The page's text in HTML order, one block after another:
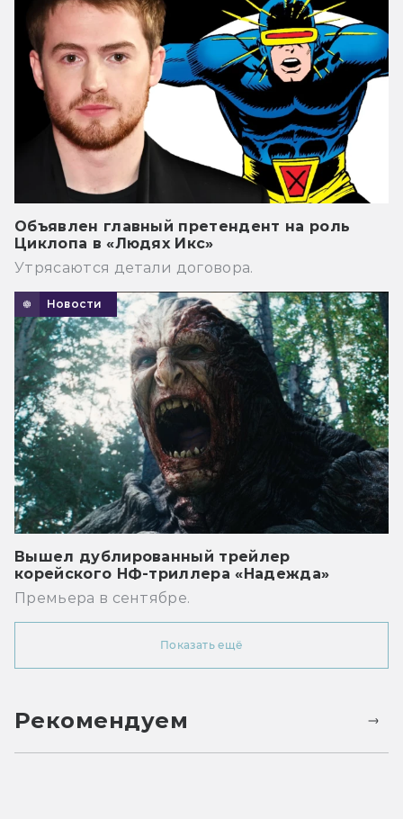
Объявлен главный претендент на роль
Циклопа в «Людях Икс»
Утрясаются детали договора.
Новости
Вышел дублированный трейлер
корейского НФ-триллера «Надежда»
Премьера в сентябре.
Показать ещё
Рекомендуем